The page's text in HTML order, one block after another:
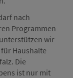
nach
Programmen
wir
Haushalte
Die
ist nur mit